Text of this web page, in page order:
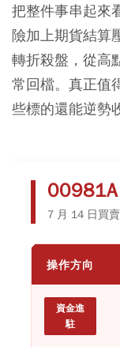
把整件事串起來
險加上期貨結算
轉折殺盤，從高
常回檔。真正值
些標的還能逆勢
7 月 14 日買
操作方向
資金進
駐